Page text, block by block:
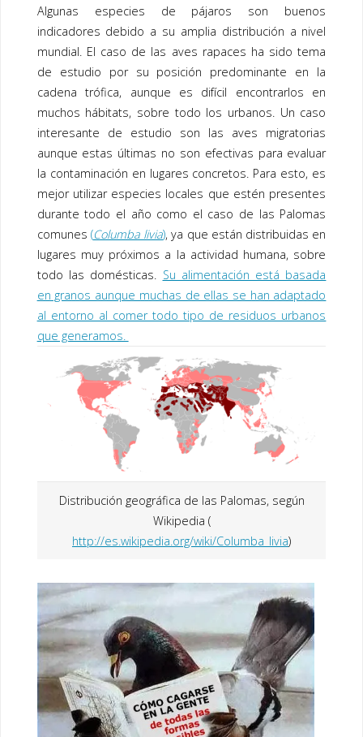
Algunas especies de pájaros son buenos
indicadores debido a su amplia distribución a nivel
mundial. El caso de las aves rapaces ha sido tema
de estudio por su posición predominante en la
cadena trófica, aunque es difícil encontrarlos en
muchos hábitats, sobre todo los urbanos. Un caso
interesante de estudio son las aves migratorias
aunque estas últimas no son efectivas para evaluar
la contaminación en lugares concretos. Para esto, es
mejor utilizar especies locales que estén presentes
durante todo el año como el caso de las Palomas
comunes (Columba livia), ya que están distribuidas en
lugares muy próximos a la actividad humana, sobre
todo las domésticas. Su alimentación está basada
en granos aunque muchas de ellas se han adaptado
al entorno al comer todo tipo de residuos urbanos
que generamos.
Distribución geográfica de las Palomas, según
Wikipedia (
http://es.wikipedia.org/wiki/Columba_livia)